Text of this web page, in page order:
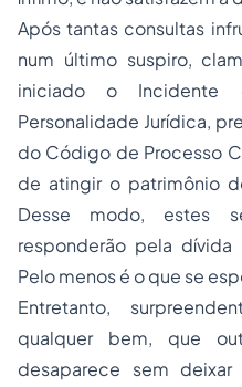
Após tantas consultas
num último suspiro,
iniciado o Incidente
Personalidade Jurídica,
do Código de Processo
de atingir o patrimônio
Desse modo, estes
responderão pela
Pelo menos é o que se
Entretanto,
qualquer bem, que
desaparece sem